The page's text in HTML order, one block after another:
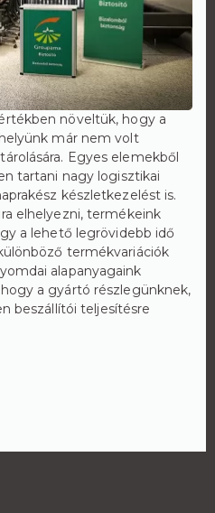
növeltük, hogy a
már nem volt
Egyes elemekből
tartani nagy logisztikai
készletkezelést is.
elhelyezni, termékeink
a lehető legrövidebb idő
termékvariációk
alapanyagaink
a gyártó részlegünknek,
beszállítói teljesítésre